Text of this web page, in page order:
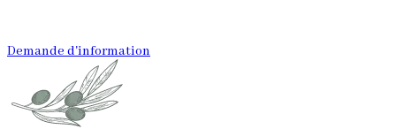
Demande d'information